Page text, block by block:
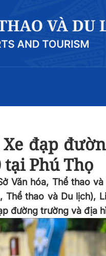
đạp
Phú Thọ
Văn hóa, Thể thao
Thể thao và Du lịch),
đường trường và địa